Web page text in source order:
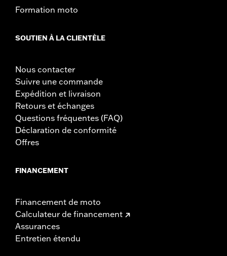
Formation moto
SOUTIEN À LA CLIENTÈLE
Nous contacter
Suivre une commande
Expédition et livraison
Retours et échanges
Questions fréquentes (FAQ)
Déclaration de conformité
Offres
FINANCEMENT
Financement de moto
Calculateur de financement
Assurances
Entretien étendu